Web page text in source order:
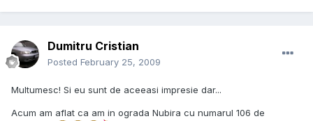
Dumitru Cristian
Posted February 25, 2009
Multumesc! Si eu sunt de aceeasi impresie dar...
Acum am aflat ca am in ograda Nubira cu numarul 106 de